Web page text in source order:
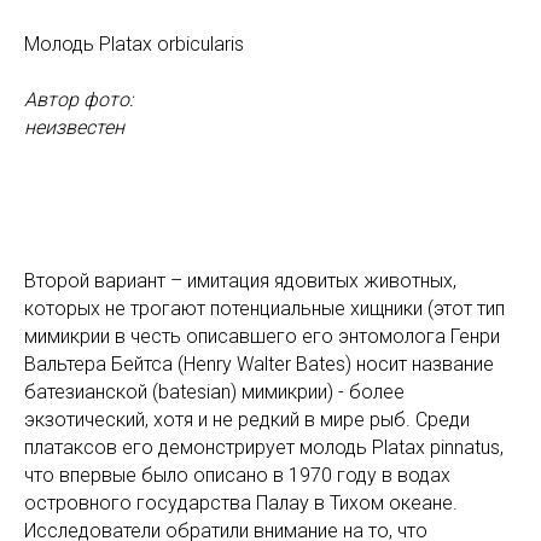
Молодь Platax orbicularis
Автор фото:
неизвестен
Второй вариант – имитация ядовитых животных,
которых не трогают потенциальные хищники (этот тип
мимикрии в честь описавшего его энтомолога Генри
Вальтера Бейтса (Henry Walter Bates) носит название
батезианской (batesian) мимикрии) - более
экзотический, хотя и не редкий в мире рыб. Среди
платаксов его демонстрирует молодь Platax pinnatus,
что впервые было описано в 1970 году в водах
островного государства Палау в Тихом океане.
Исследователи обратили внимание на то, что